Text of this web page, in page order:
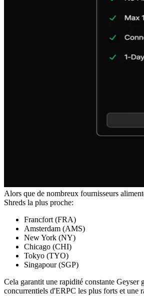
Alors que de nombreux fournisseurs
Shreds la plus proche:
Francfort (FRA)
Amsterdam (AMS)
New York (NY)
Chicago (CHI)
Tokyo (TYO)
Singapour (SGP)
Cela garantit une rapidité constante Geyser
concurrentiels d'ERPC les plus forts et une